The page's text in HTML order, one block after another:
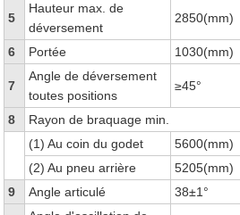
5
Hauteur max. de
déversement
2850(mm)
6 Portée 1030(mm)
7
Angle de déversement
toutes positions
≥45°
8
Rayon de braquage min.
(1) Au coin du godet
5600(mm)
(2) Au pneu arrière
5205(mm)
9
Angle articulé 38±1°